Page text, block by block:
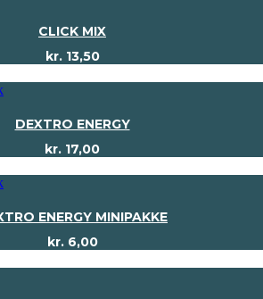
CLICK MIX
kr.13,50
DEXTRO ENERGY
kr. 17,00
ENERGY MINIPAKKE
kr.6,00